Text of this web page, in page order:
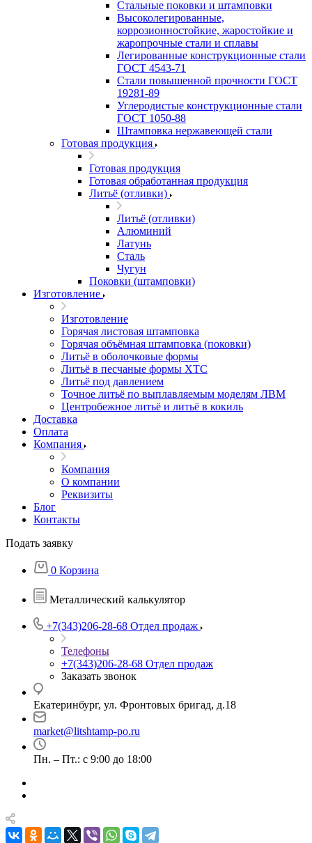
Стальные поковки и штамповки
Высоколегированные,
коррозионностойкие, жаростойкие и
жаропрочные стали и сплавы
Легированные конструкционные стали
ГОСТ 4543-71
Стали повышенной прочности ГОСТ
19281-89
Углеродистые конструкционные стали
ГОСТ 1050-88
Штамповка нержавеющей стали
Готовая продукция
Готовая продукция
Готовая обработанная продукция
Литьё (отливки)
Литьё (отливки)
Алюминий
Латунь
Сталь
Чугун
Поковки (штамповки)
Изготовление
Изготовление
Горячая листовая штамповка
Горячая объёмная штамповка (поковки)
Литьё в оболочковые формы
Литьё в песчаные формы ХТС
Литьё под давлением
Точное литьё по выплавляемым моделям ЛВМ
Центробежное литьё и литьё в кокиль
Доставка
Оплата
Компания
Компания
О компании
Реквизиты
Блог
Контакты
Подать заявку
0 Корзина
Металлический калькулятор
+7(343)206-28-68 Отдел продаж
Телефоны
+7(343)206-28-68 Отдел продаж
Заказать звонок
Екатеринбург, ул. Фронтовых бригад, д.18
market@litshtamp-po.ru
Пн. – Пт.: с 9:00 до 18:00